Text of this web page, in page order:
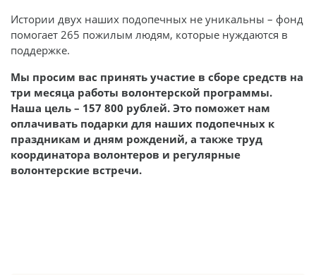
Истории двух наших подопечных не уникальны – фонд
помогает 265 пожилым людям, которые нуждаются в
поддержке.
Мы просим вас принять участие в сборе средств на
три месяца работы волонтерской программы.
Наша цель – 157 800 рублей. Это поможет нам
оплачивать подарки для наших подопечных к
праздникам и дням рождений, а также труд
координатора волонтеров и регулярные
волонтерские встречи.